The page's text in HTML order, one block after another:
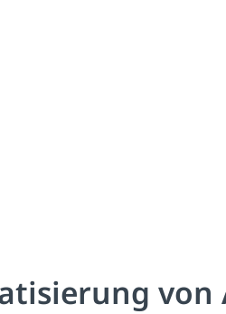
von